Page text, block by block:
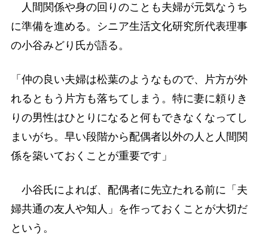
人間関係や身の回りのことも夫婦が元気なうち
に準備を進める。シニア生活文化研究所代表理事
の小谷みどり氏が語る。
「仲の良い夫婦は松葉のようなもので、片方が外
れるともう片方も落ちてしまう。特に妻に頼りき
りの男性はひとりになると何もできなくなってし
まいがち。早い段階から配偶者以外の人と人間関
係を築いておくことが重要です」
小谷氏によれば、配偶者に先立たれる前に「夫
婦共通の友人や知人」を作っておくことが大切だ
という。